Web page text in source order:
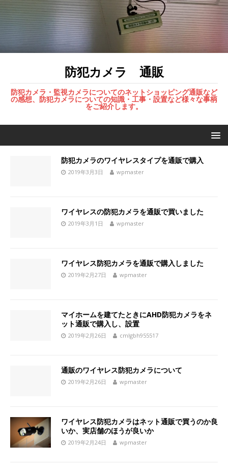
防犯カメラ 通販
防犯カメラ・監視カメラについてのネットショッピング通販など
の感想、防犯カメラについての知識・工事・設置など様々な事柄
をご紹介します。
防犯カメラのワイヤレスタイプを通販で購入
2019年3月3日 wpmaster
ワイヤレスの防犯カメラを通販で買いました
2019年3月1日 wpmaster
ワイヤレス防犯カメラを通販で購入しました
2019年2月27日 wpmaster
マイホームを建てたときにAHD防犯カメラをネ
ット通販で購入し、設置
2019年2月26日 cmlgbh955517
通販のワイヤレス防犯カメラについて
2019年2月26日 wpmaster
ワイヤレス防犯カメラはネット通販で買うのか良
いか、実店舗のほうが良いか
2019年2月24日 wpmaster